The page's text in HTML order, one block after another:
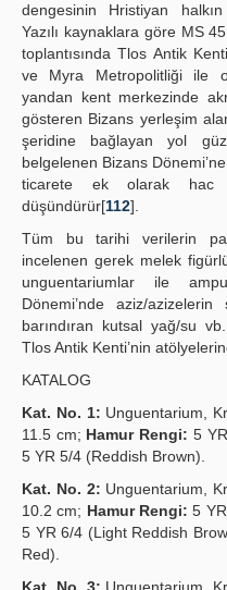
dengesinin Hristiyan
Yazılı kaynaklara göre MS
toplantısında Tlos Antik
ve Myra Metropolitliği ile
yandan kent merkezinde
gösteren Bizans yerleşim
şeridine bağlayan yol
belgelenen Bizans
ticarete ek olarak hac
düşündürür[112].
Tüm bu tarihi verilerin
incelenen gerek melek
unguentariumlar ile
Dönemi’nde aziz/
barındıran kutsal yağ/su
Tlos Antik Kenti’nin
KATALOG
Kat. No. 1: Unguentarium,
11.5 cm; Hamur Rengi: 5
5 YR 5/4 (Reddish Brown).
Kat. No. 2: Unguentarium,
10.2 cm; Hamur Rengi: 5
5 YR 6/4 (Light Reddish
Red).